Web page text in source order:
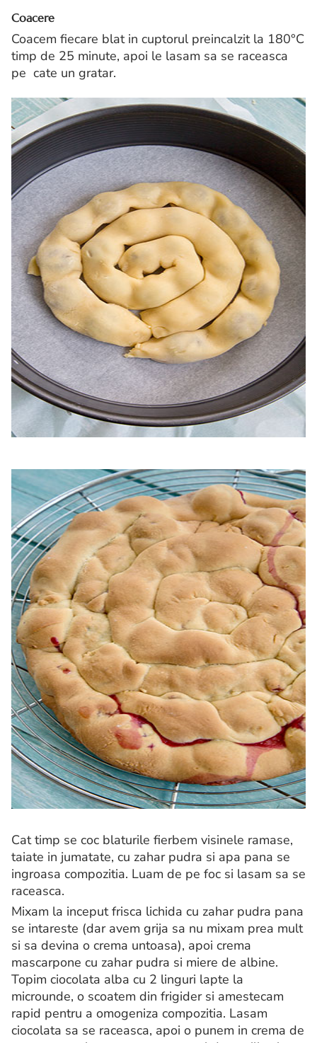
Coacere
Coacem fiecare blat in cuptorul preincalzit la 180°C
timp de 25 minute, apoi le lasam sa se raceasca
pe cate un gratar.
Cat timp se coc blaturile fierbem visinele ramase,
taiate in jumatate, cu zahar pudra si apa pana se
ingroasa compozitia. Luam de pe foc si lasam sa se
raceasca.
Mixam la inceput frisca lichida cu zahar pudra pana
se intareste (dar avem grija sa nu mixam prea mult
si sa devina o crema untoasa), apoi crema
mascarpone cu zahar pudra si miere de albine.
Topim ciocolata alba cu 2 linguri lapte la
microunde, o scoatem din frigider si amestecam
rapid pentru a omogeniza compozitia. Lasam
ciocolata sa se raceasca, apoi o punem in crema de